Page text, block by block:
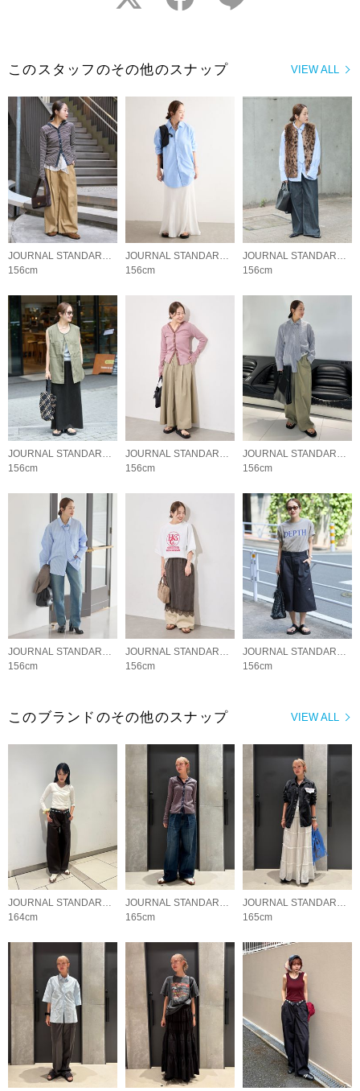
VIEW ALL
このスタッフのその他のスナップ
156cm
156cm
156cm
156cm
156cm
156cm
JOURNAL STANDARD LADYS
156cm
JOURNAL STANDARD LADYS
156cm
JOURNAL STANDARD LADYS
156cm
VIEW ALL
このブランドのその他のスナップ
JOURNAL STANDARD LADYS
164cm
JOURNAL STANDARD LADYS
165cm
JOURNAL STANDARD LADYS
165cm